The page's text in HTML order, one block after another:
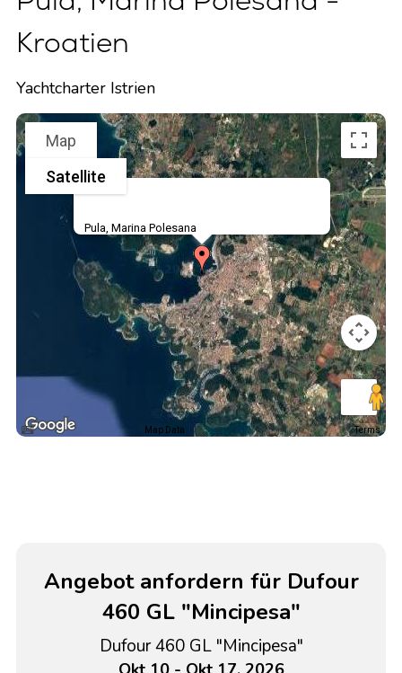
Kroatien
Yachtcharter Istrien
Pula, Marina Polesana
Map
Satellite
Map Data Terms
Angebot anfordern für Dufour
460 GL "Mincipesa"
Dufour 460 GL "Mincipesa"